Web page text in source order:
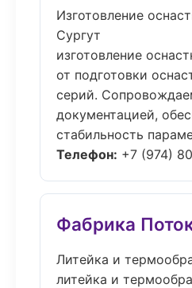
Изготовление
Сургут
изготовление
от подготовки
серий.
документацией,
стабильность
Телефон: +7 (974)
Фабрика
Литейка и
литейка и